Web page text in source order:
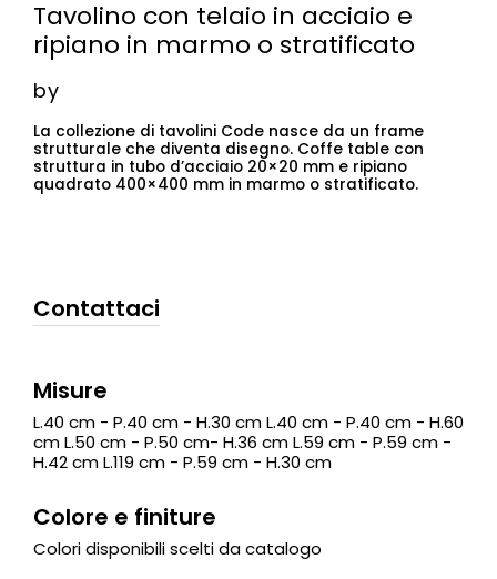
Tavolino con telaio in acciaio e
ripiano in marmo o stratificato
by
La collezione di tavolini Code nasce da un frame
strutturale che diventa disegno. Coffe table con
struttura in tubo d’acciaio 20×20 mm e ripiano
quadrato 400×400 mm in marmo o stratificato.
Contattaci
Misure
L.40 cm - P.40 cm - H.30 cm L.40 cm - P.40 cm - H.60
cm L.50 cm - P.50 cm- H.36 cm L.59 cm - P.59 cm -
H.42 cm L.119 cm - P.59 cm - H.30 cm
Colore e finiture
Colori disponibili scelti da catalogo